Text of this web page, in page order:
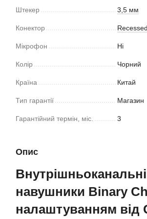
Штекер 3,5 мм
Конектор
Мікрофон Ні
Колір Чорний
Країна Китай
Тип гарантії Магазин
Гарантійний термін, міс. 3
Опис
навушники Binary
налаштуванням від